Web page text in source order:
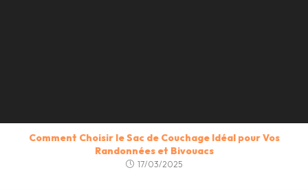
Comment Choisir le Sac de Couchage Idéal pour Vos
Randonnées et Bivouacs
17/03/2025